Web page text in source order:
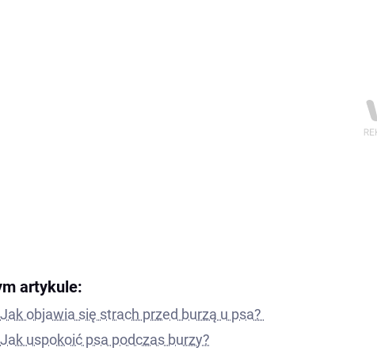
artykule:
Jak objawia się strach przed burzą u psa?
Jak uspokoić psa podczas burzy?